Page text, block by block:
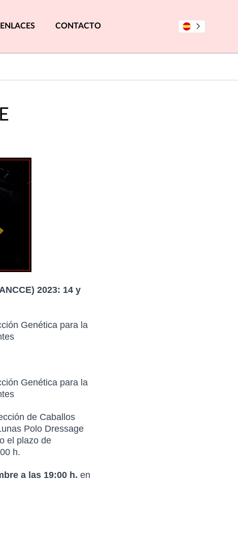
ENLACES CONTACTO
2023: 14 y
Genética para la
Genética para la
de Caballos
Polo Dressage
el plazo de
h.
a las 19:00 h. en